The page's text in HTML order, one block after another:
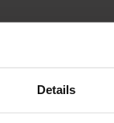
Details